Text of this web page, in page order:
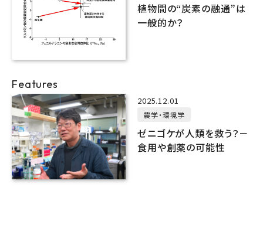
植物間の“炭素の融通”は
一般的か？
Features
2025.12.01
農学・環境学
ゼニゴケが人類を救う？－
食用や創薬の可能性